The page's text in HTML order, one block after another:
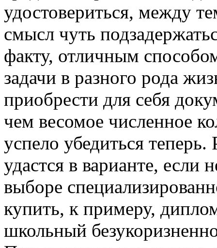
удостовериться, между
смысл чуть
факту, отличным
задачи в разного рода
приобрести для себя
чем весомое численное
успело убедиться теперь.
удастся в варианте,
выборе
купить, к примеру,
школьный